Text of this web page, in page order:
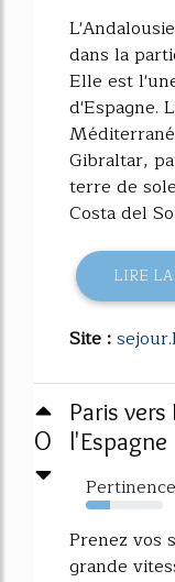
dans la
Elle est
d'Espagne.
Gibraltar,
terre de
Costa del
LIRE
Site :
0
Paris
Pertinence
32%
Prenez vos
grande